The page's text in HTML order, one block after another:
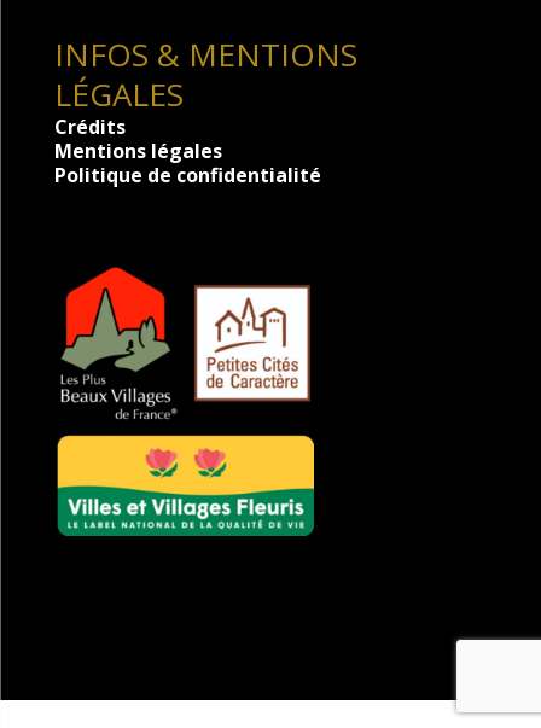
INFOS & MENTIONS
LÉGALES
Crédits
Mentions légales
Politique de confidentialité